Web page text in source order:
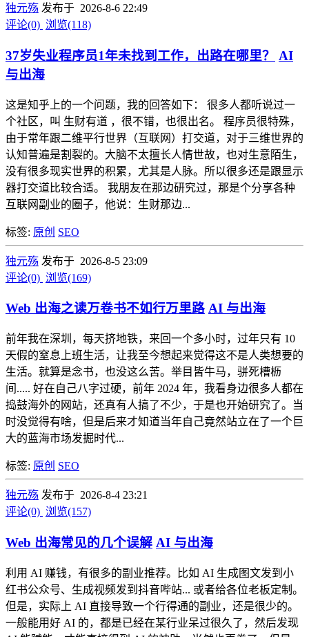
独元殇 发布于 2026-8-6 22:49
评论(0) 浏览(118)
37岁失业程序员1年未找到工作，出路在哪里？
AI
与出海
这是知乎上的一个问题，我的回答如下： 很多人都听说过一
个社区，叫 生财有道 ，很不错，也很出名。 程序员很特殊，
由于常年跟二维平行世界（互联网）打交道，对于三维世界的
认知普遍是割裂的。大脑不太擅长人情世故，也对生意陌生，
没有很多现实世界的积累，尤其是人脉。所以很多还是跟显示
器打交道比较合适。 我朋友在那边研究过，那是个分享各种
互联网副业的圈子，他说：生财那边...
标签: 原创 SEO
独元殇 发布于 2026-8-5 23:09
评论(0) 浏览(169)
Web 出海之读万卷书不如行万里路 AI 与出海
前年我在深圳，每天挤地铁，来回一个多小时，过年只有 10
天假的窒息上班生活，让我至今想起来觉得这不是人类想要的
生活。就算是念书，也没这么苦。举目皆牛马，骈死槽枥
间..... 好在自己八字过硬，前年 2024 年，我看身边很多人都在
捣鼓海外的网站，还真有人搞了不少，于是也开始研究了。当
时没觉得有啥，但是后来才知道当年自己竟然站立在了一个巨
大的蓝海市场发掘时代...
标签: 原创 SEO
独元殇 发布于 2026-8-4 23:21
评论(0) 浏览(157)
Web 出海常见的几个误解 AI 与出海
利用 AI 赚钱，有很多的副业推荐。比如 AI 生成图文发到小
红书公众号、生成视频发到抖音哔站... 或者给各位老板定制。
但是，实际上 AI 直接导致一个行得通的副业，还是很少的。
一般能用好 AI 的，都是已经在某行业呆过很久了，然后发现